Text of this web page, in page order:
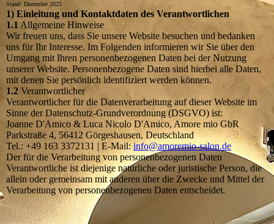
Stand: Dezember 2025
1) Einleitung und Kontaktdaten des Verantwortlichen
1.1 Allgemeine Hinweise
Wir freuen uns, dass Sie unsere Website besuchen und bedanken
uns für Ihr Interesse. Im Folgenden informieren wir Sie über den
Umgang mit Ihren personenbezogenen Daten bei der Nutzung
unserer Website. Personenbezogene Daten sind hierbei alle Daten,
mit denen Sie persönlich identifiziert werden können.
1.2 Verantwortlicher
Verantwortlicher für die Datenverarbeitung auf dieser Website im
Sinne der Datenschutz-Grundverordnung (DSGVO) ist:
Joanne D'Amico & Luca Nicolo D'Amico, Amore mio GbR
Parkstraße 4, 56412 Görgeshausen, Deutschland
Tel.: +49 163 3372131 | E-Mail:info@amoremio-salon.de
Der für die Verarbeitung von personenbezogenen Daten
Verantwortliche ist diejenige natürliche oder juristische Person, die
allein oder gemeinsam mit anderen über die Zwecke und Mittel der
Verarbeitung von personenbezogenen Daten entscheidet.